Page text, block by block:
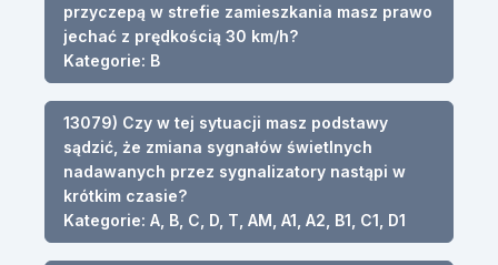
przyczepą w strefie zamieszkania masz prawo
jechać z prędkością 30 km/h?
Kategorie: B
13079) Czy w tej sytuacji masz podstawy
sądzić, że zmiana sygnałów świetlnych
nadawanych przez sygnalizatory nastąpi w
krótkim czasie?
Kategorie: A, B, C, D, T, AM, A1, A2, B1, C1, D1